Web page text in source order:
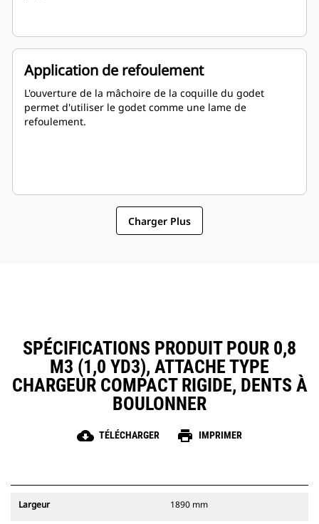
Application de refoulement
L'ouverture de la mâchoire de la coquille du godet
permet d'utiliser le godet comme une lame de
refoulement.
Charger Plus
SPÉCIFICATIONS PRODUIT POUR 0,8
M3 (1,0 YD3), ATTACHE TYPE
CHARGEUR COMPACT RIGIDE, DENTS À
BOULONNER
cloud_download TÉLÉCHARGER print IMPRIMER
Largeur 1890 mm